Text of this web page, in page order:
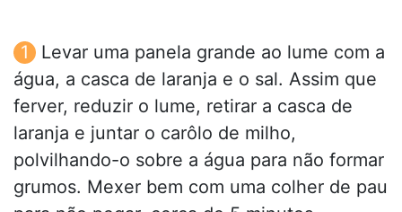
Levar uma panela grande ao lume com a
água, a casca de laranja e o sal. Assim que
ferver, reduzir o lume, retirar a casca de
laranja e juntar o carôlo de milho,
polvilhando-o sobre a água para não formar
grumos. Mexer bem com uma colher de pau